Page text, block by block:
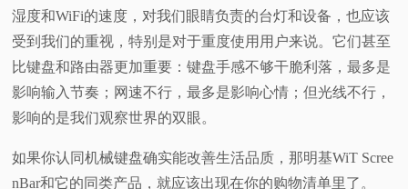
湿度和WiFi的速度，对我们眼睛负责的台灯和设备，也应该
受到我们的重视，特别是对于重度使用用户来说。它们甚至
比键盘和路由器更加重要：键盘手感不够干脆利落，最多是
影响输入节奏；网速不行，最多是影响心情；但光线不行，
影响的是我们观察世界的双眼。
如果你认同机械键盘确实能改善生活品质，那明基WiT Scree
nBar和它的同类产品，就应该出现在你的购物清单里了。